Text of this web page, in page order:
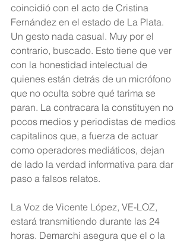
coincidió con el acto de Cristina
Fernández en el estado de La Plata.
Un gesto nada casual. Muy por el
contrario, buscado. Esto tiene que ver
con la honestidad intelectual de
quienes están detrás de un micrófono
que no oculta sobre qué tarima se
paran. La contracara la constituyen no
pocos medios y periodistas de medios
capitalinos que, a fuerza de actuar
como operadores mediáticos, dejan
de lado la verdad informativa para dar
paso a falsos relatos.
La Voz de Vicente López, VE-LOZ,
estará transmitiendo durante las 24
horas. Demarchi asegura que el o la